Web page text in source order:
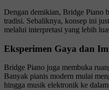
Dengan demikian, Bridge Piano
tradisi. Sebaliknya, konsep ini
melalui interpretasi yang lebih
Eksperimen Gaya dan
Bridge Piano juga membuka
Banyak pianis modern mulai
hingga musik elektronik ke